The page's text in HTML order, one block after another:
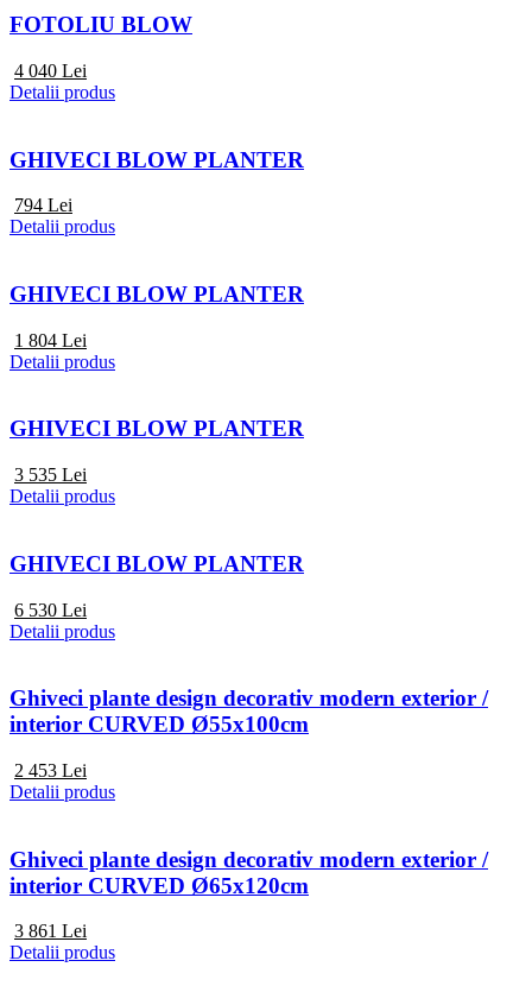
FOTOLIU BLOW
4 040 Lei
Detalii produs
GHIVECI BLOW PLANTER
794 Lei
Detalii produs
GHIVECI BLOW PLANTER
1 804 Lei
Detalii produs
GHIVECI BLOW PLANTER
3 535 Lei
Detalii produs
GHIVECI BLOW PLANTER
6 530 Lei
Detalii produs
Ghiveci plante design decorativ modern exterior /
interior CURVED Ø55x100cm
2 453 Lei
Detalii produs
Ghiveci plante design decorativ modern exterior /
interior CURVED Ø65x120cm
3 861 Lei
Detalii produs